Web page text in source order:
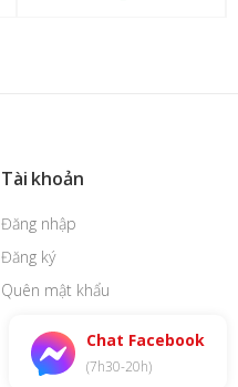
Tài khoản
Đăng nhập
Đăng ký
Quên mật khẩu
Chat Facebook
(7h30-20h)